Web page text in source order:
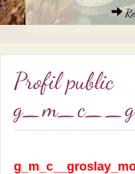
Profil public